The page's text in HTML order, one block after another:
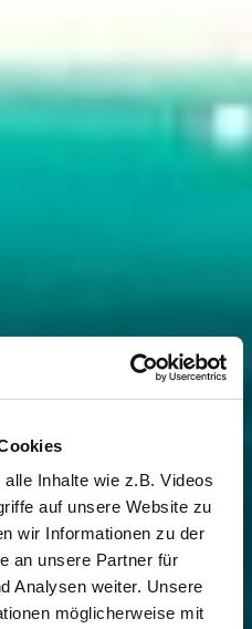
Inhalte wie z.B. Videos
auf unsere Website zu
wir Informationen zu der
an unsere Partner für
Analysen weiter. Unsere
möglicherweise mit